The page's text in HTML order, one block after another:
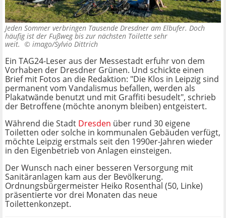
Jeden Sommer verbringen Tausende Dresdner am Elbufer. Doch
häufig ist der Fußweg bis zur nächsten Toilette sehr
weit. © imago/Sylvio Dittrich
Ein TAG24-Leser aus der Messestadt erfuhr von dem
Vorhaben der Dresdner Grünen. Und schickte einen
Brief mit Fotos an die Redaktion: "Die Klos in Leipzig sind
permanent vom Vandalismus befallen, werden als
Plakatwände benutzt und mit Graffiti besudelt", schrieb
der Betroffene (möchte anonym bleiben) entgeistert.
Während die Stadt Dresden über rund 30 eigene
Toiletten oder solche in kommunalen Gebäuden verfügt,
möchte Leipzig erstmals seit den 1990er-Jahren wieder
in den Eigenbetrieb von Anlagen einsteigen.
Der Wunsch nach einer besseren Versorgung mit
Sanitäranlagen kam aus der Bevölkerung.
Ordnungsbürgermeister Heiko Rosenthal (50, Linke)
präsentierte vor drei Monaten das neue
Toilettenkonzept.